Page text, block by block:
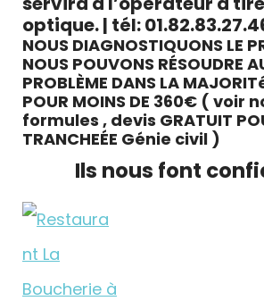
optique.| tél:
NOUS DIAGNOSTIQUONS LE
NOUS POUVONS RÉSOUDRE
PROBLÈME DANS LA
POUR MOINS DE 360€ ( voir
formules , devis GRATUIT
TRANCHEÉE Génie civil )
Ils nous font